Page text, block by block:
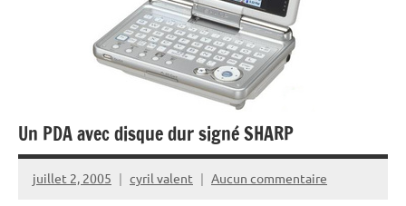
Un PDA avec disque dur signé SHARP
juillet 2, 2005 cyril valent Aucun commentaire